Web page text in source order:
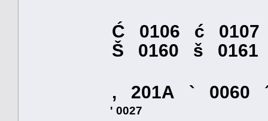
Ć 0106 ć
Š 0160 š
‚ 201A ` 0060
' 0027